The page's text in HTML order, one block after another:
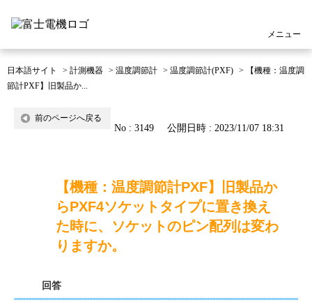
メニュー
日本語サイト > 計測機器 > 温度調節計 > 温度調節計(PXF) >
【機種：温度調
節計PXF】旧製品か...
前のページへ戻る
No : 3149 公開日時 : 2023/11/07 18:31
【機種：温度調節計PXF】旧製品か
らPXF4ソケットタイプに置き換え
た時に、ソケットのピン配列は変わ
りますか。
回答